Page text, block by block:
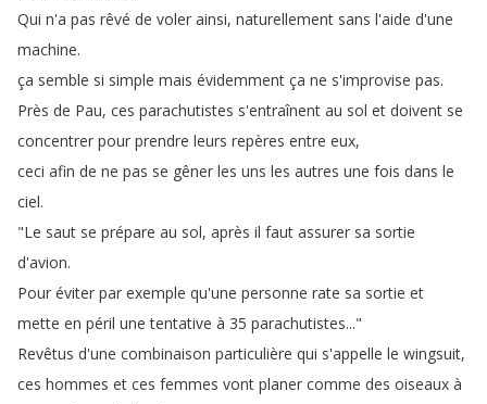
Qui n'a pas rêvé de voler ainsi, naturellement sans l'aide d'une
machine.
ça semble si simple mais évidemment ça ne s'improvise pas.
Près de Pau, ces parachutistes s'entraînent au sol et doivent se
concentrer pour prendre leurs repères entre eux,
ceci afin de ne pas se gêner les uns les autres une fois dans le
ciel.
"Le saut se prépare au sol, après il faut assurer sa sortie
d'avion.
Pour éviter par exemple qu'une personne rate sa sortie et
mette en péril une tentative à 35 parachutistes..."
Revêtus d'une combinaison particulière qui s'appelle le wingsuit,
ces hommes et ces femmes vont planer comme des oiseaux à